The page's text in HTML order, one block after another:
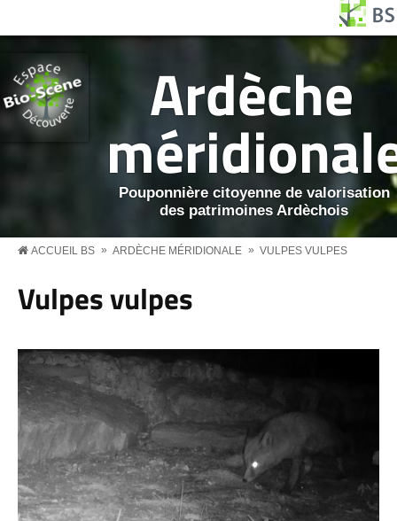
Ardèche
Pouponnière citoyenne de valorisation
des patrimoines Ardèchois
ACCUEIL BS » ARDÈCHE MÉRIDIONALE » VULPES VULPES
Vulpes vulpes